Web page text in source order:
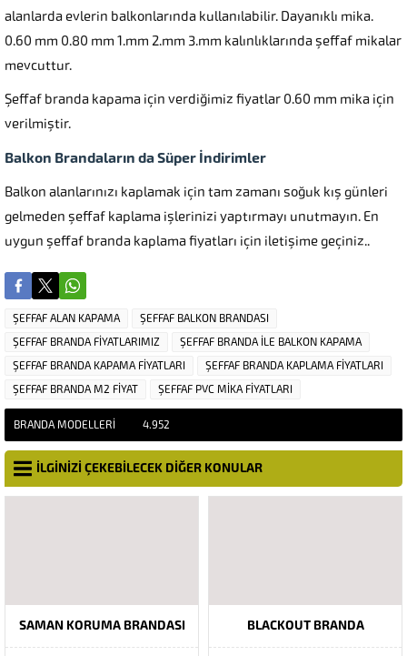
alanlarda evlerin balkonlarında kullanılabilir. Dayanıklı mika.
0.60 mm 0.80 mm 1.mm 2.mm 3.mm kalınlıklarında şeffaf mikalar
mevcuttur.
Şeffaf branda kapama için verdiğimiz fiyatlar 0.60 mm mika için
verilmiştir.
Balkon Brandaların da Süper İndirimler
Balkon alanlarınızı kaplamak için tam zamanı soğuk kış günleri
gelmeden şeffaf kaplama işlerinizi yaptırmayı unutmayın. En
uygun şeffaf branda kaplama fiyatları için iletişime geçiniz..
ŞEFFAF ALAN KAPAMA
ŞEFFAF BALKON BRANDASI
ŞEFFAF BRANDA FİYATLARIMIZ
ŞEFFAF BRANDA İLE BALKON KAPAMA
ŞEFFAF BRANDA KAPAMA FİYATLARI
ŞEFFAF BRANDA KAPLAMA FİYATLARI
ŞEFFAF BRANDA M2 FİYAT
ŞEFFAF PVC MİKA FİYATLARI
BRANDA MODELLERI 4.952
İLGİNİZİ ÇEKEBİLECEK DİĞER KONULAR
SAMAN KORUMA BRANDASI BLACKOUT BRANDA